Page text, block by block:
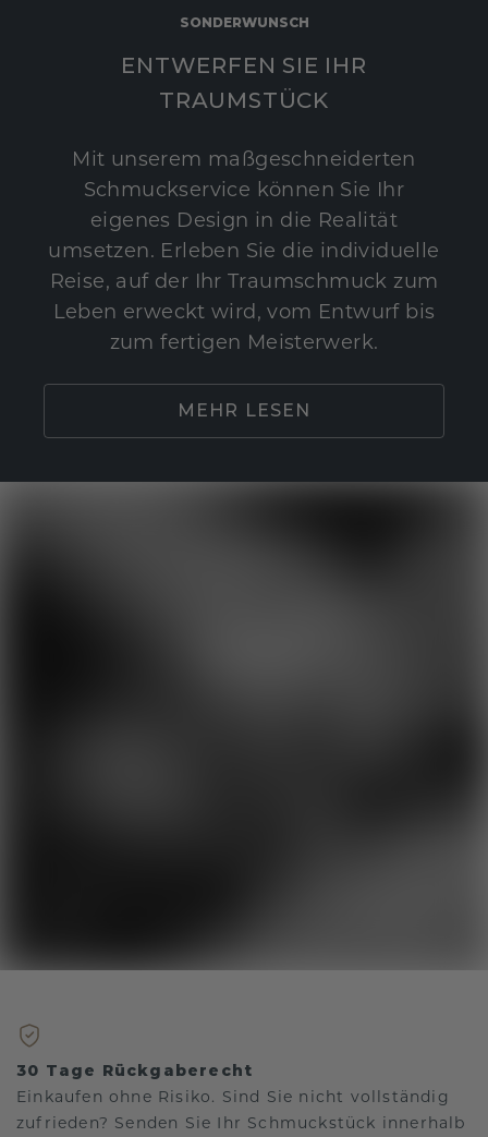
SONDERWUNSCH
ENTWERFEN SIE IHR
TRAUMSTÜCK
Mit unserem maßgeschneiderten
Schmuckservice können Sie Ihr
eigenes Design in die Realität
umsetzen. Erleben Sie die individuelle
Reise, auf der Ihr Traumschmuck zum
Leben erweckt wird, vom Entwurf bis
zum fertigen Meisterwerk.
MEHR LESEN
30 Tage Rückgaberecht
Einkaufen ohne Risiko. Sind Sie nicht vollständig
zufrieden? Senden Sie Ihr Schmuckstück innerhalb